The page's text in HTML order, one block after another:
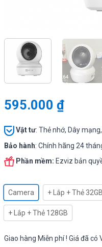
595.000 ₫
Vật tư: Thẻ nhớ, Dây
Bảo hành: Chính hãng 24
Phần mềm: Ezviz bản
Camera + Lắp + Thẻ 32GB
+ Lắp + Thẻ 128GB
Giao hàng Miễn phí ! Giá đã có